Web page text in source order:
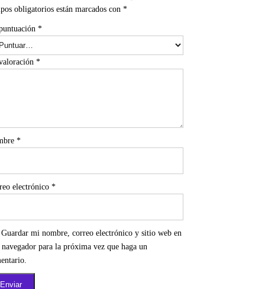
obligatorios están marcados con *
*
*
*
electrónico *
Guardar mi nombre, correo electrónico y sitio web en
navegador para la próxima vez que haga un